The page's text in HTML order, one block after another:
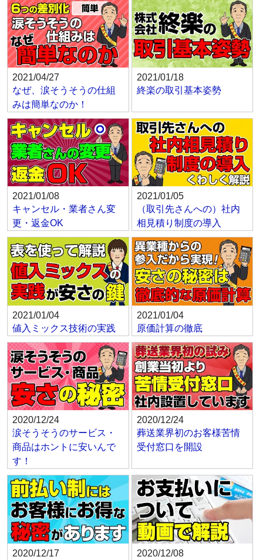
2021/04/27
なぜ、涙そうそうの仕組
みは簡単なのか！
2021/01/18
終楽の取引基本姿勢
2021/01/08
キャンセル・業者さん変
更・返金OK
2021/01/05
（取引先さんへの）社内
相見積り制度の導入
2021/01/04
値入ミックス技術の実践
2021/01/04
原価計算の徹底
2020/12/24
涙そうそうのサービス・
商品はホントに安いんで
す！
2020/12/24
葬送業界初のお客様苦情
受付窓口を開設
2020/12/17
2020/12/08